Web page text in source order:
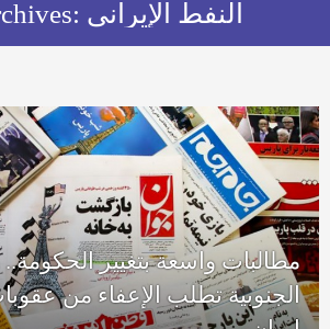
النفط الإيراني
مطالبات واسعة بتغيير الحكومة..
الجنوبية تطلب الإعفاء من